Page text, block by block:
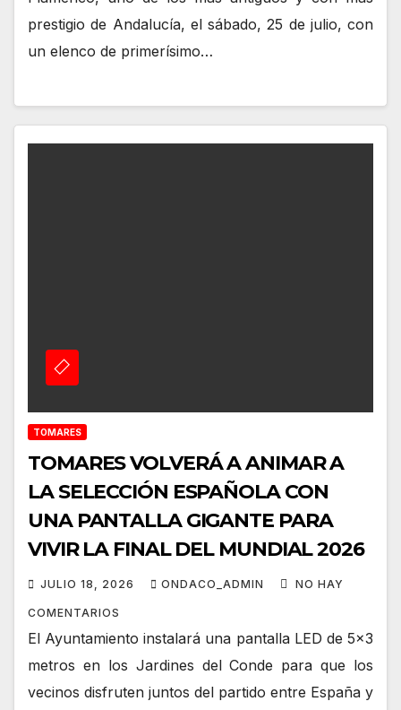
prestigio de Andalucía, el sábado, 25 de julio, con
un elenco de primerísimo…
TOMARES
TOMARES VOLVERÁ A ANIMAR A
LA SELECCIÓN ESPAÑOLA CON
UNA PANTALLA GIGANTE PARA
VIVIR LA FINAL DEL MUNDIAL 2026
JULIO 18, 2026 ONDACO_ADMIN NO HAY
COMENTARIOS
El Ayuntamiento instalará una pantalla LED de 5×3
metros en los Jardines del Conde para que los
vecinos disfruten juntos del partido entre España y